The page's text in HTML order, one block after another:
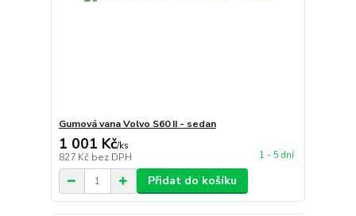
Gumová vana Volvo S60 II - sedan
1 001 Kč/ks
827 Kč bez DPH 1 - 5 dní
Přidat do košíku